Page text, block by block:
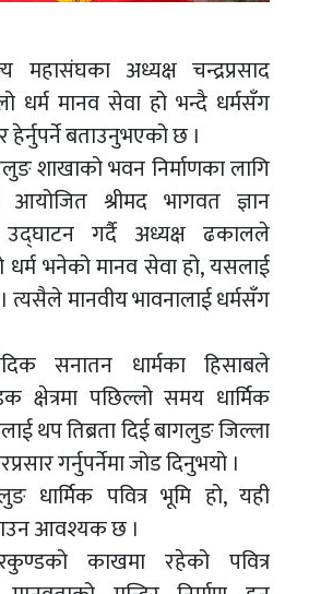
महासंघका अध्यक्ष चन्द्रप्रसाद
धर्म मानव सेवा हो भन्दै धर्मसँग
बताउनुभएको छ ।
शाखाको भवन निर्माणका लागि
श्रीमद भागवत ज्ञान
उद्घाटन गर्दै अध्यक्ष ढकालले
धर्म भनेको मानव सेवा हो, यसलाई
त्यसैले मानवीय भावनालाई धर्मसँग
सनातन धार्मका हिसाबले
क्षेत्रमा पछिल्लो समय धार्मिक
थप तिब्रता दिई बागलुङ जिल्ला
गर्नुपर्नेमा जोड दिनुभयो ।
धार्मिक पवित्र भूमि हो, यही
आवश्यक छ ।
काखमा रहेको पवित्र